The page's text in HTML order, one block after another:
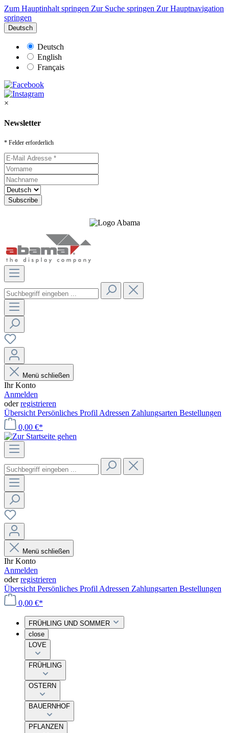
Zum Hauptinhalt springen Zur Suche springen Zur Hauptnavigation
springen
Deutsch
Deutsch
English
Français
×
Newsletter
* Felder erforderlich
Menü schließen
Ihr Konto
Anmelden
oderregistrieren
Übersicht Persönliches Profil Adressen Zahlungsarten Bestellungen
0,00 €*
Menü schließen
Ihr Konto
Anmelden
oderregistrieren
Übersicht Persönliches Profil Adressen Zahlungsarten Bestellungen
0,00 €*
FRÜHLING UND SOMMER
close
LOVE
FRÜHLING
OSTERN
BAUERNHOF
PFLANZEN